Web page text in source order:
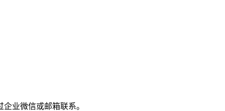
业微信或邮箱联系。